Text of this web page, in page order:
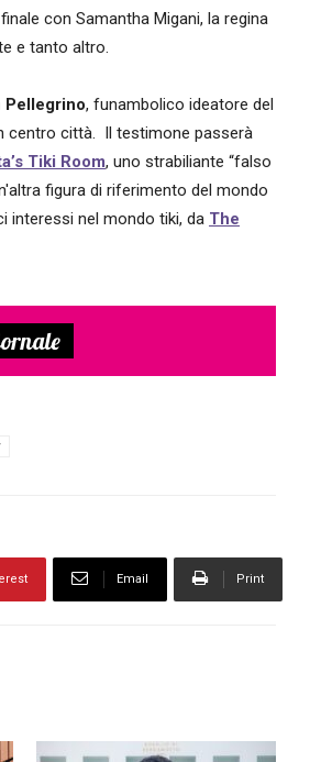
con Samantha Migani, la regina
e tanto altro.
Pellegrino, funambolico ideatore del
centro città. Il testimone passerà
Tiki Room, uno strabiliante “falso
figura di riferimento del mondo
interessi nel mondo tiki, da The
Email Print